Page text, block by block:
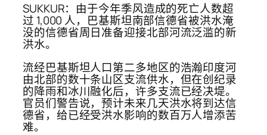
SUKKUR：由于今年季风造成的死亡人数超
过 1,000 人，巴基斯坦南部信德省被洪水淹
没的信德省周日准备迎接北部河流泛滥的新
洪水。
流经巴基斯坦人口第二多地区的浩瀚印度河
由北部的数十条山区支流供水，但在创纪录
的降雨和冰川融化后，许多支流已经决堤。
官员们警告说，预计未来几天洪水将到达信
德省，给已经受洪水影响的数百万人增添苦
难。